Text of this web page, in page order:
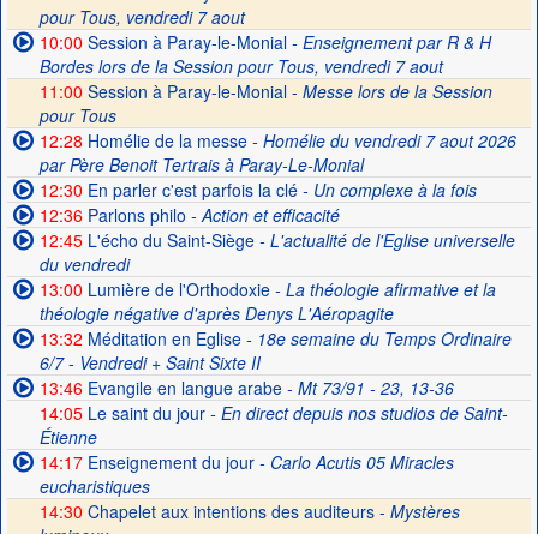
pour Tous, vendredi 7 aout
10:00 Session à Paray-le-Monial- Enseignement par R & H
Bordes lors de la Session pour Tous, vendredi 7 aout
11:00 Session à Paray-le-Monial - Messe lors de la Session
pour Tous
12:28 Homélie de la messe- Homélie du vendredi 7 aout 2026
par Père Benoit Tertrais à Paray-Le-Monial
12:30 En parler c'est parfois la clé- Un complexe à la fois
12:36Parlons philo - Action et efficacité
12:45L'écho du Saint-Siège- L'actualité de l'Eglise universelle
du vendredi
13:00 Lumière de l'Orthodoxie- La théologie afirmative et la
théologie négative d'après Denys L'Aéropagite
13:32 Méditation en Eglise- 18e semaine du Temps Ordinaire
6/7 - Vendredi + Saint Sixte II
13:46Evangile en langue arabe- Mt 73/91 - 23, 13-36
14:05Le saint du jour- En direct depuis nos studios de Saint-
Étienne
14:17Enseignement du jour- Carlo Acutis 05 Miracles
eucharistiques
14:30 Chapelet aux intentions des auditeurs - Mystères